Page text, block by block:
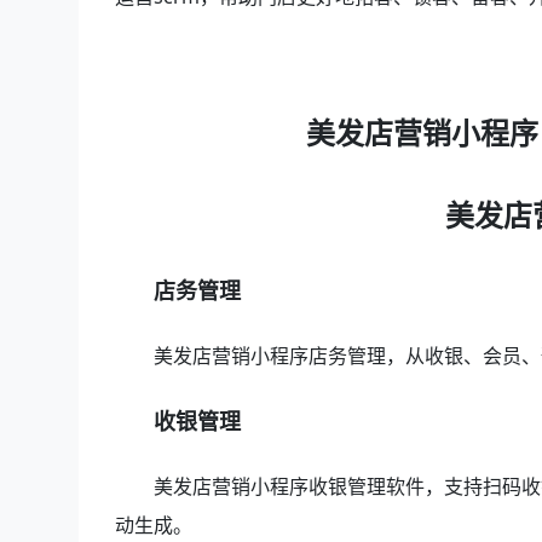
美发店营销小程
美发
店务管理
美发店营销小程序店务管理，从收银、会员
收银管理
美发店营销小程序收银管理软件，支持扫码
动生成。